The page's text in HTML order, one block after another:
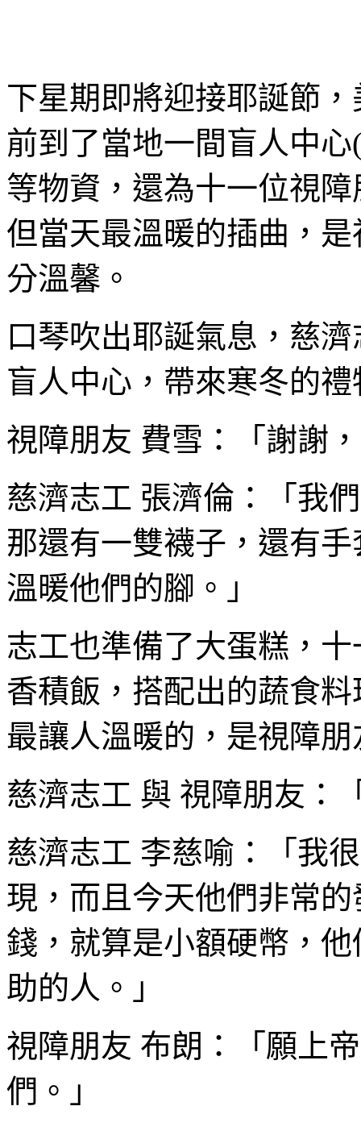
下星期即將迎接耶誕節
前到了當地一間盲人中
等物資，還為十一位視
但當天最溫暖的插曲，
分溫馨。
口琴吹出耶誕氣息，慈
盲人中心，帶來寒冬的禮
視障朋友 費雪：「謝謝
慈濟志工 張濟倫：「我
那還有一雙襪子，還有
溫暖他們的腳。」
志工也準備了大蛋糕，
香積飯，搭配出的蔬食
最讓人溫暖的，是視障
慈濟志工 與 視障朋友：
慈濟志工 李慈喻：「我
現，而且今天他們非常
錢，就算是小額硬幣，
助的人。」
視障朋友 布朗：「願上
們。」